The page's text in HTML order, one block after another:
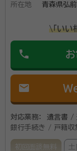
所在地
青森県弘
\「いい
phone
mail
対応業務：
遺言書 /
銀行手続き / 戸籍
初回面談無料 土